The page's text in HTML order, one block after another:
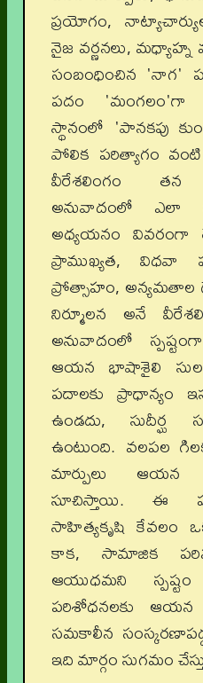
ప్రయోగం,
నైజ వర్ణనలు, మధ్యాహ్న
సంబంధించిన 'నాగ'
పదం 'మంగలం'గా
స్థానంలో 'పానకపు
పోలిక పరిత్యాగం
వీరేశలింగం తన
అనువాదంలో ఎలా
అధ్యయనం వివరంగా
ప్రాముఖ్యత, విధవా
ప్రోత్సాహం,
నిర్మూలన అనే
అనువాదంలో
ఆయన భాషాశైలి
పదాలకు ప్రాధాన్యం
ఉండదు, సుదీర్ఘ
ఉంటుంది. వలపల
మార్పులు ఆయన
సూచిస్తాయి. ఈ
సాహిత్యకృషి కేవలం
కాక, సామాజిక
ఆయుధమని స్పష్టం
పరిశోధనలకు
సమకాలీన
ఇది మార్గం సుగమం